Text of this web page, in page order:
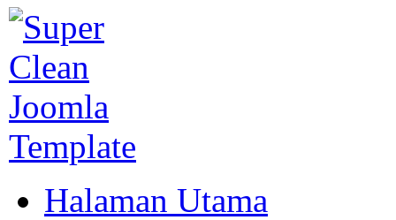
Halaman Utama